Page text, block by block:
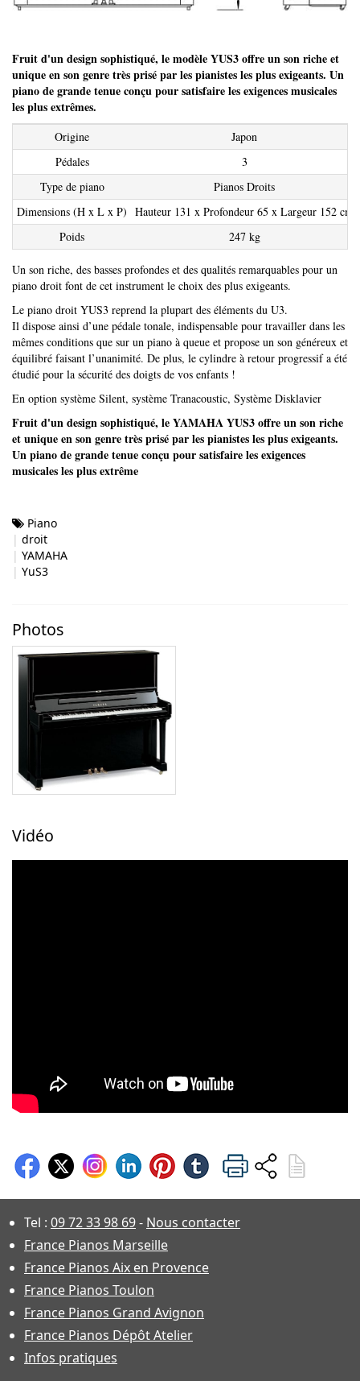
Fruit d'un design sophistiqué, le modèle YUS3 offre un son riche et
unique en son genre très prisé par les pianistes les plus exigeants. Un
piano de grande tenue conçu pour satisfaire les exigences musicales
les plus extrêmes.
Origine
Japon
Pédales
3
Type de piano
Pianos Droits
Dimensions (H x L x P) Hauteur 131 x Profondeur 65 x Largeur 152 cm
Poids
247 kg
Un son riche, des basses profondes et des qualités remarquables pour un
piano droit font de cet instrument le choix des plus exigeants.
Le piano droit YUS3 reprend la plupart des éléments du U3.
Il dispose ainsi d’une pédale tonale, indispensable pour travailler dans les
mêmes conditions que sur un piano à queue et propose un son généreux et
équilibré faisant l’unanimité. De plus, le cylindre à retour progressif a été
étudié pour la sécurité des doigts de vos enfants !
En option système Silent, système Tranacoustic, Système Disklavier
Fruit d'un design sophistiqué, le YAMAHA YUS3 offre un son riche
et unique en son genre très prisé par les pianistes les plus exigeants.
Un piano de grande tenue conçu pour satisfaire les exigences
musicales les plus extrême
Piano
droit
YAMAHA
YuS3
Photos
Vidéo
Tel : 09 72 33 98 69- Nous contacter
France Pianos Marseille
France Pianos Aix en Provence
France Pianos Toulon
France Pianos Grand Avignon
France Pianos Dépôt Atelier
Infos pratiques